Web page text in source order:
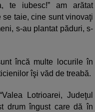
te iubesc!” am arătat
taie, cine sunt vinovaţi
s-au plantat păduri, s-
încă multe locurile în
îşi văd de treabă.
Lotrioarei, Judeţul
drum îngust care dă în